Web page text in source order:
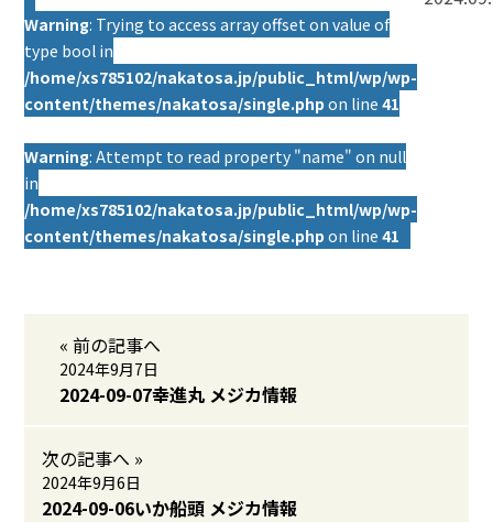
Warning: Trying to access array offset on value of
type bool in
/home/xs785102/nakatosa.jp/public_html/wp/wp-
content/themes/nakatosa/single.php on line41
Warning: Attempt to read property "name" on null
in
/home/xs785102/nakatosa.jp/public_html/wp/wp-
content/themes/nakatosa/single.php on line41
« 前の記事へ
2024年9月7日
2024-09-07幸進丸 メジカ情報
次の記事へ »
2024年9月6日
2024-09-06いか船頭 メジカ情報